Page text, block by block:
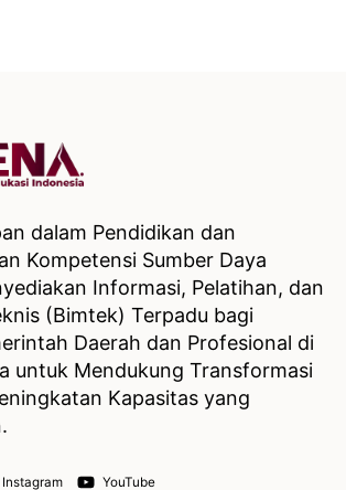
dalam Pendidikan dan
Kompetensi Sumber Daya
Informasi, Pelatihan, dan
(Bimtek) Terpadu bagi
Daerah dan Profesional di
untuk Mendukung Transformasi
Kapasitas yang
Instagram YouTube